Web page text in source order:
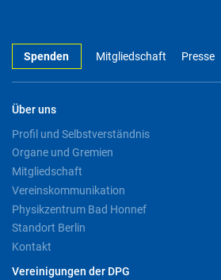
Spenden Mitgliedschaft Presse
Über uns
Profil und Selbstverständnis
Organe und Gremien
Mitgliedschaft
Vereinskommunikation
Physikzentrum Bad Honnef
Standort Berlin
Kontakt
Vereinigungen der DPG